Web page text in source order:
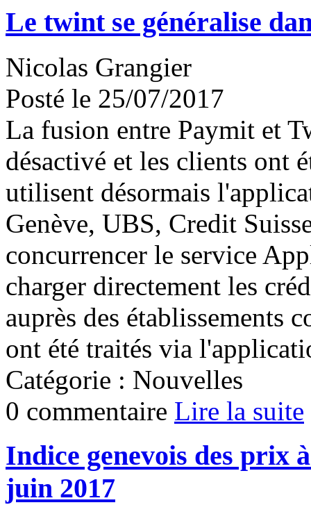
Le twint se généralise
Nicolas Grangier
Posté le 25/07/2017
La fusion entre Paymit et
désactivé et les clients ont
utilisent désormais
Genève, UBS, Credit
concurrencer le service
charger directement les
auprès des établissements
ont été traités via
Catégorie : Nouvelles
0 commentaire Lire la suite
Indice genevois des prix
juin 2017